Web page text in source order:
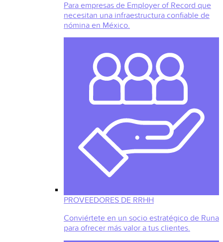
Para empresas de Employer of Record que
necesitan una infraestructura confiable de
nómina en México.
PROVEEDORES DE RRHH
Conviértete en un socio estratégico de Runa
para ofrecer más valor a tus clientes.